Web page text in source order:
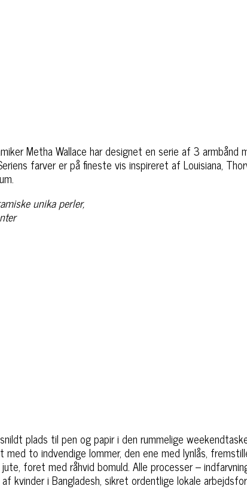
Metha Wallace har designet en serie af 3 armbånd
farver er på fineste vis inspireret af Louisiana,
unika perler,
plads til pen og papir i den rummelige
med to indvendige lommer, den ene med lynlås,
foret med råhvid bomuld. Alle processer –
kvinder i Bangladesh, sikret ordentlige lokale